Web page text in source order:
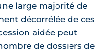
large majorité de
décorrélée de ces
aidée peut
de dossiers de